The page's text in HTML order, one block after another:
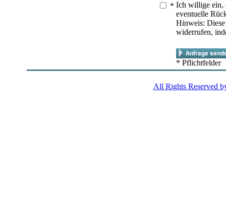
* Ich willige ein,
eventuelle
Hinweis:
widerrufen,
* Pflichtfelder
All Rights Reserved